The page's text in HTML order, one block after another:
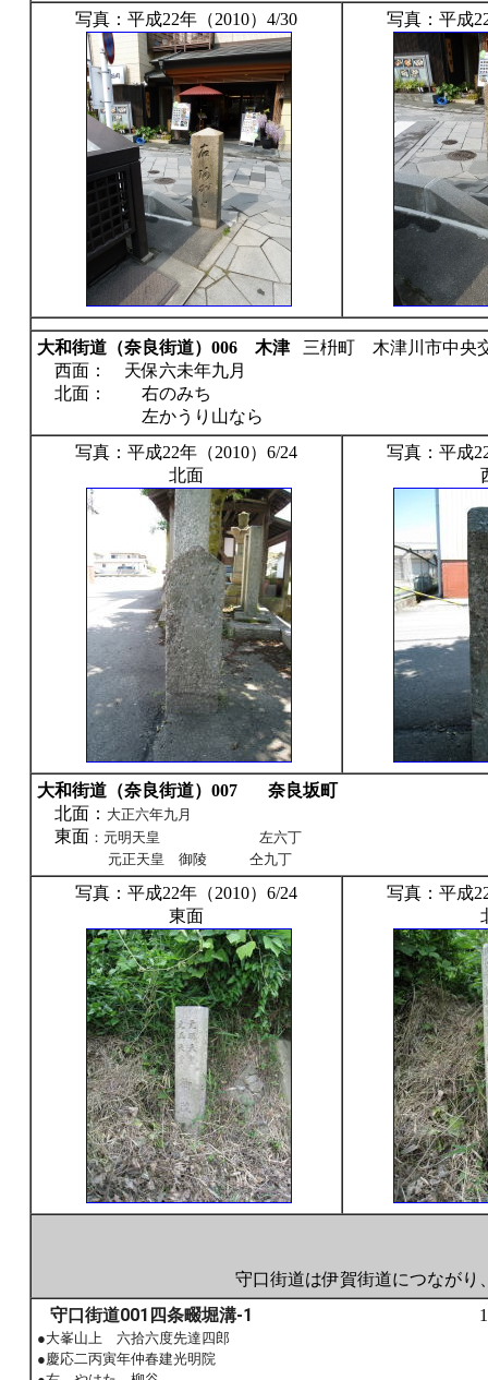
写真：平成22年（2010）4/30
写真：平成
大和街道（奈良街道）006 木津
三枡町 木津川市中
西面： 天保六未年九月
北面： 右のみち
左かうり山なら
写真：平成22年（2010）6/24
北面
写真：平成
大和街道（奈良街道）007 奈良坂町
北面： 大正六年九月
東面 ：元明天皇 左六丁
元正天皇 御陵 仝九丁
写真：平成22年（2010）6/24
東面
写真：平成
守口街道は伊賀街道につなが
守口街道001四条畷堀溝-1
●大峯山上 六拾六度先達四郎
●慶応二丙寅年仲春建光明院